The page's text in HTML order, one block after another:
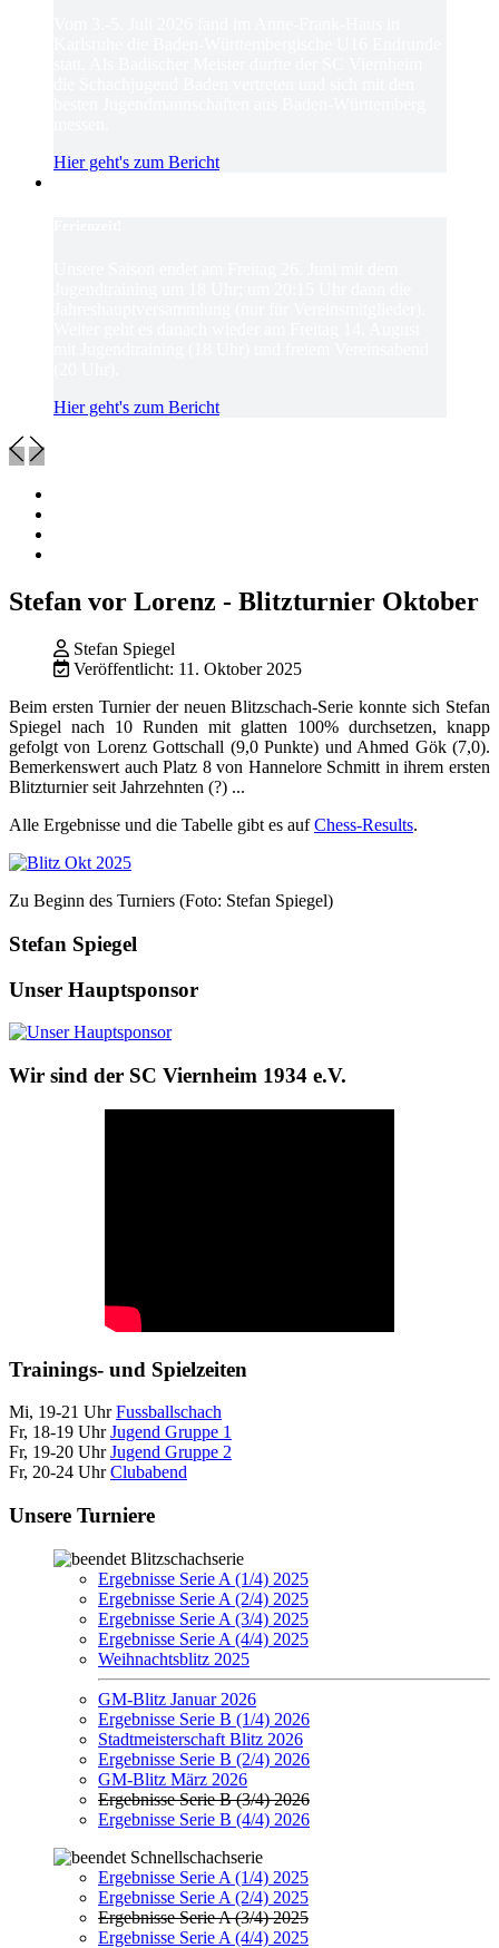
Hier geht's zum Bericht
Hier geht's zum Bericht
Stefan vor Lorenz - Blitzturnier Oktober
Stefan Spiegel
Veröffentlicht: 11. Oktober 2025
Beim ersten Turnier der neuen Blitzschach-Serie konnte sich Stefan
Spiegel nach 10 Runden mit glatten 100% durchsetzen, knapp
gefolgt von Lorenz Gottschall (9,0 Punkte) und Ahmed Gök (7,0).
Bemerkenswert auch Platz 8 von Hannelore Schmitt in ihrem ersten
Blitzturnier seit Jahrzehnten (?) ...
Alle Ergebnisse und die Tabelle gibt es aufChess-Results.
Zu Beginn des Turniers (Foto: Stefan Spiegel)
Stefan Spiegel
Unser Hauptsponsor
Wir sind der SC Viernheim 1934 e.V.
Trainings- und Spielzeiten
Mi, 19-21 UhrFussballschach
Fr, 18-19 UhrJugend Gruppe 1
Fr, 19-20 UhrJugend Gruppe 2
Fr, 20-24 UhrClubabend
Unsere Turniere
Blitzschachserie
Ergebnisse Serie A (1/4) 2025
Ergebnisse Serie A (2/4) 2025
Ergebnisse Serie A (3/4) 2025
Ergebnisse Serie A (4/4) 2025
Weihnachtsblitz 2025
GM-Blitz Januar 2026
Ergebnisse Serie B (1/4) 2026
Stadtmeisterschaft Blitz 2026
Ergebnisse Serie B (2/4) 2026
GM-Blitz März 2026
Ergebnisse Serie B (3/4) 2026
Ergebnisse Serie B (4/4) 2026
Schnellschachserie
Ergebnisse Serie A (1/4) 2025
Ergebnisse Serie A (2/4) 2025
Ergebnisse Serie A (3/4) 2025
Ergebnisse Serie A (4/4) 2025